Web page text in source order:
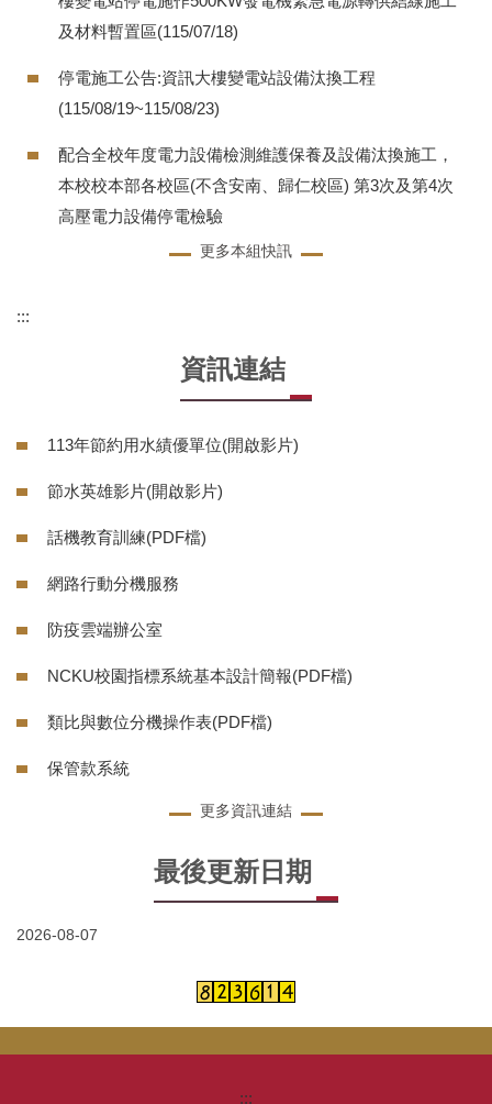
及材料暫置區(115/07/18)
停電施工公告:資訊大樓變電站設備汰換工程
(115/08/19~115/08/23)
配合全校年度電力設備檢測維護保養及設備汰換施工，
本校校本部各校區(不含安南、歸仁校區) 第3次及第4次
高壓電力設備停電檢驗
更多本組快訊
:::
資訊連結
113年節約用水績優單位(開啟影片)
節水英雄影片(開啟影片)
話機教育訓練(PDF檔)
網路行動分機服務
防疫雲端辦公室
NCKU校園指標系統基本設計簡報(PDF檔)
類比與數位分機操作表(PDF檔)
保管款系統
更多資訊連結
最後更新日期
2026-08-07
:::